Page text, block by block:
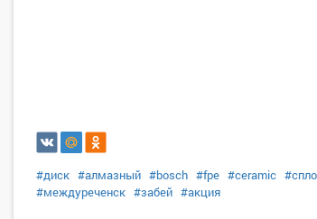
#диск #алмазный #bosch #fpe #ceramic
#междуреченск #забей #акция